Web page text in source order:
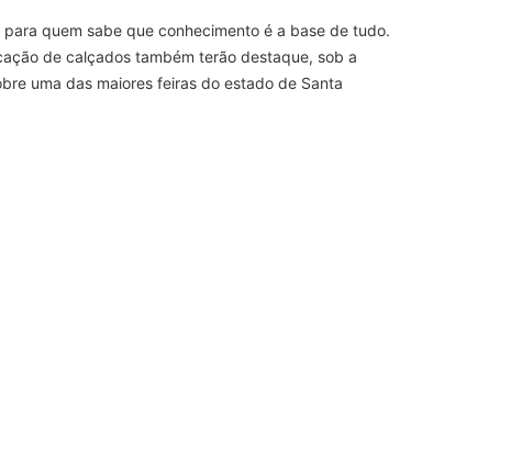
quem sabe que conhecimento é a base de tudo.
de calçados também terão destaque, sob a
uma das maiores feiras do estado de Santa